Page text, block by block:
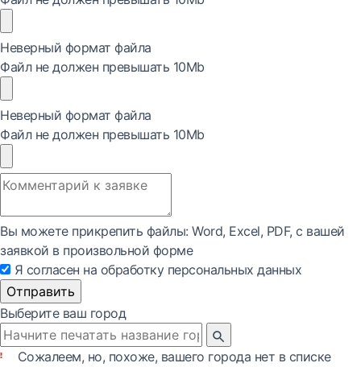
Неверный формат файла
Файл не должен превышать 10Mb
Неверный формат файла
Файл не должен превышать 10Mb
Вы можете прикрепить файлы: Word, Exсel, PDF, с вашей
заявкой в произвольной форме
Я согласен на обработку персональных данных
Отправить
Выберите ваш город
Сожалеем, но, похоже, вашего города нет в списке